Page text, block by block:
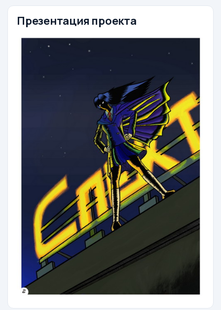
Презентация проекта